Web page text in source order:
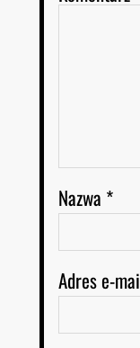
Nazwa *
Adres e-